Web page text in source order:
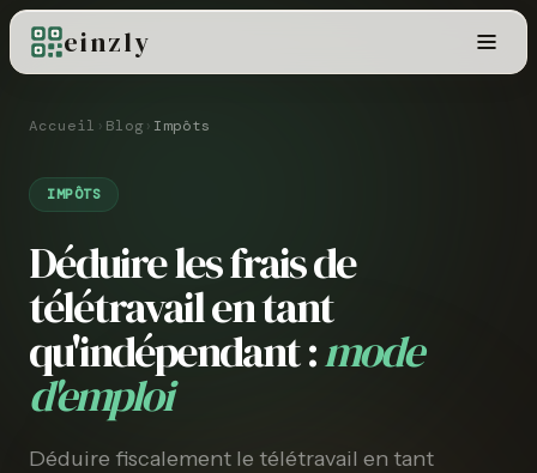
einzly
Accueil › Blog› Impôts
IMPÔTS
Déduire les frais de
télétravail en tant
qu'indépendant :mode
d'emploi
Déduire fiscalement le télétravail en tant